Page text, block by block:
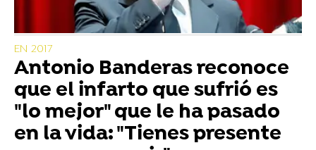
EN 2017
Antonio Banderas reconoce
que el infarto que sufrió es
"lo mejor" que le ha pasado
en la vida: "Tienes presente